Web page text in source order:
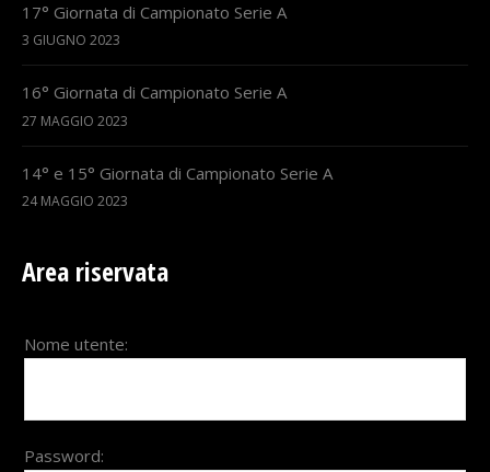
17° Giornata di Campionato Serie A
3 GIUGNO 2023
16° Giornata di Campionato Serie A
27 MAGGIO 2023
14° e 15° Giornata di Campionato Serie A
24 MAGGIO 2023
Area riservata
Nome utente:
Password: